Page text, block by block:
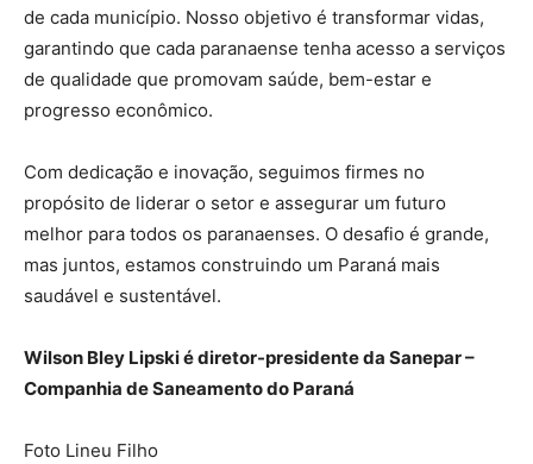
de cada município. Nosso objetivo é transformar vidas,
garantindo que cada paranaense tenha acesso a serviços
de qualidade que promovam saúde, bem-estar e
progresso econômico.
Com dedicação e inovação, seguimos firmes no
propósito de liderar o setor e assegurar um futuro
melhor para todos os paranaenses. O desafio é grande,
mas juntos, estamos construindo um Paraná mais
saudável e sustentável.
Wilson Bley Lipski é diretor-presidente da Sanepar –
Companhia de Saneamento do Paraná
Foto Lineu Filho